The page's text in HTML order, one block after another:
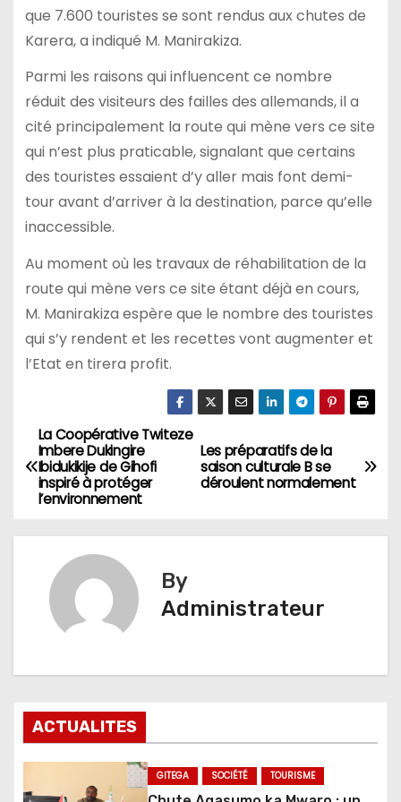
que 7.600 touristes se sont rendus aux chutes de
Karera, a indiqué M. Manirakiza.
Parmi les raisons qui influencent ce nombre
réduit des visiteurs des failles des allemands, il a
cité principalement la route qui mène vers ce site
qui n’est plus praticable, signalant que certains
des touristes essaient d’y aller mais font demi-
tour avant d’arriver à la destination, parce qu’elle
inaccessible.
Au moment où les travaux de réhabilitation de la
route qui mène vers ce site étant déjà en cours,
M. Manirakiza espère que le nombre des touristes
qui s’y rendent et les recettes vont augmenter et
l’Etat en tirera profit.
Navigation
de
Les préparatifs de la
saison culturale B se
déroulent normalement
La Coopérative Twiteze
Imbere Dukingire
Ibidukikije de Gihofi
inspiré à protéger
l’environnement
By
Administrateur
ACTUALITES
GITEGA SOCIÉTÉ TOURISME